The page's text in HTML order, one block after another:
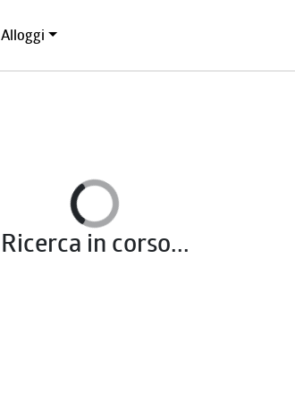
Alloggi
Ricerca in corso...